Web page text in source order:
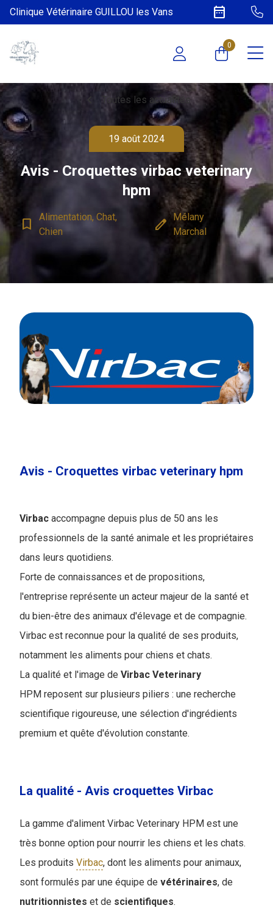
Clinique Vétérinaire GUILLOU les Vans date_range
0
chevron_left Toutes les actualités
19 août 2024
Avis - Croquettes virbac veterinary
hpm
bookmark_border
Alimentation, Chat,
Chien
edit
Mélany
Marchal
Avis - Croquettes virbac veterinary hpm
Virbac accompagne depuis plus de 50 ans les
professionnels de la santé animale et les propriétaires
dans leurs quotidiens.
Forte de connaissances et de propositions,
l'entreprise représente un acteur majeur de la santé et
du bien-être des animaux d'élevage et de compagnie.
Virbac est reconnue pour la qualité de ses produits,
notamment les aliments pour chiens et chats.
La qualité et l'image de Virbac Veterinary
HPM reposent sur plusieurs piliers : une recherche
scientifique rigoureuse, une sélection d'ingrédients
premium et quête d'évolution constante.
La qualité - Avis croquettes Virbac
La gamme d'aliment Virbac Veterinary HPM est une
très bonne option pour nourrir les chiens et les chats.
Les produits Virbac, dont les aliments pour animaux,
sont formulés par une équipe de vétérinaires, de
nutritionnistes et de scientifiques.